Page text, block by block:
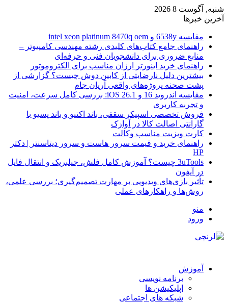
شنبه, آگوست 8 2026
آخرین خبرها
مقایسه 6538y و intel xeon platinum 8470q oem
راهنمای جامع کتاب‌های کلیدی رشته مهندسی کامپیوتر –
منابع ضروری برای دانشجویان فنی و حرفه‌ای
راهنمای خرید اینورتر ارزان مناسب برای الکتروموتور
بیشترین دلیل نارضایتی از کابین دوش چیست؟ گزارشی از
پشت صحنه پروژه‌های واقعی آریان جام
مقایسه اندروید 16 و iOS 26.1: بررسی کامل سرعت، امنیت
و تجربه کاربری
فروش تخصصی اسپیکر سقفی، باند اکتیو و باند پسیو با
گارانتی اصالت کالا در آوازک
کارت ویزیت مناسب وکالت
راهنمای خرید و قیمت سرور هاست و سرور دیتاسنتر | دکتر
HP
3uTools چیست؟ آموزش کامل فلش، جیلبریک و انتقال فایل
در آیفون
تأثیر بازی‌های ویدیویی بر مهارت تصمیم‌گیری؛ بررسی علمی،
روش‌ها و راهکارهای عملی
منو
ورود
آموزش
برنامه نویسی
اپلیکیشن ها
شبکه های اجتماعی